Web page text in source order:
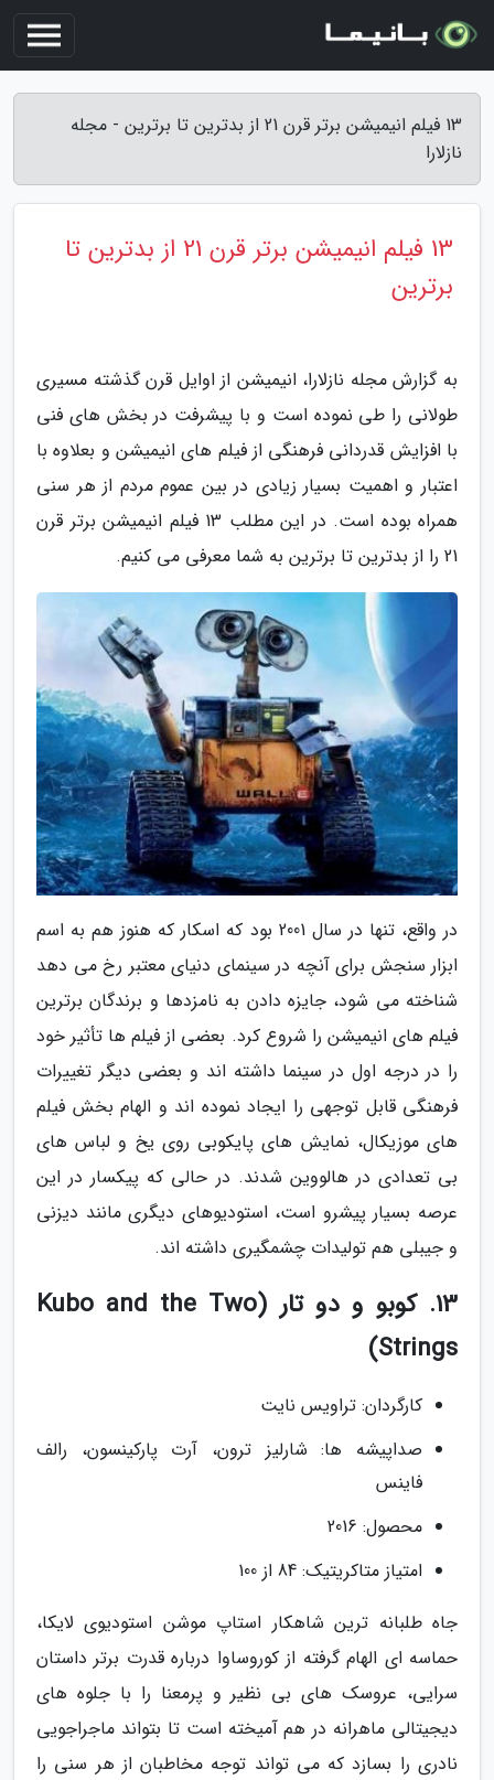
13 فیلم انیمیشن برتر قرن 21 از بدترین تا برترین - مجله
نازلارا
13 فیلم انیمیشن برتر قرن 21 از بدترین تا
برترین
به گزارش مجله نازلارا، انیمیشن از اوایل قرن گذشته مسیری
طولانی را طی نموده است و با پیشرفت در بخش های فنی
با افزایش قدردانی فرهنگی از فیلم های انیمیشن و بعلاوه با
اعتبار و اهمیت بسیار زیادی در بین عموم مردم از هر سنی
همراه بوده است. در این مطلب 13 فیلم انیمیشن برتر قرن
21 را از بدترین تا برترین به شما معرفی می کنیم.
در واقع، تنها در سال 2001 بود که اسکار که هنوز هم به اسم
ابزار سنجش برای آنچه در سینمای دنیای معتبر رخ می دهد
شناخته می شود، جایزه دادن به نامزدها و برندگان برترین
فیلم های انیمیشن را شروع کرد. بعضی از فیلم ها تأثیر خود
را در درجه اول در سینما داشته اند و بعضی دیگر تغییرات
فرهنگی قابل توجهی را ایجاد نموده اند و الهام بخش فیلم
های موزیکال، نمایش های پایکوبی روی یخ و لباس های
بی تعدادی در هالووین شدند. در حالی که پیکسار در این
عرصه بسیار پیشرو است، استودیوهای دیگری مانند دیزنی
و جیبلی هم تولیدات چشمگیری داشته اند.
13. کوبو و دو تار (Kubo and the Two
Strings)
کارگردان: تراویس نایت
صداپیشه ها: شارلیز ترون، آرت پارکینسون، رالف
فاینس
محصول: 2016
امتیاز متاکریتیک: 84 از 100
جاه طلبانه ترین شاهکار استاپ موشن استودیوی لایکا،
حماسه ای الهام گرفته از کوروساوا درباره قدرت برتر داستان
سرایی، عروسک های بی نظیر و پرمعنا را با جلوه های
دیجیتالی ماهرانه در هم آمیخته است تا بتواند ماجراجویی
نادری را بسازد که می تواند توجه مخاطبان از هر سنی را